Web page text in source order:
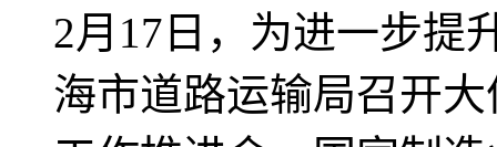
2月17日，为进一步提
海市道路运输局召开